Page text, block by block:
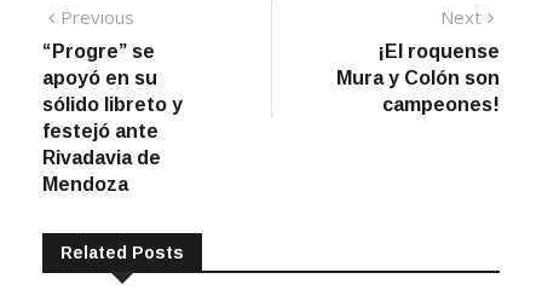
Navegación
de
entradas
Previous
post:
“Progre” se
apoyó en su
sólido libreto y
festejó ante
Rivadavia de
Mendoza
Next
¡El roquense
Mura y Colón son
campeones!
Related Posts